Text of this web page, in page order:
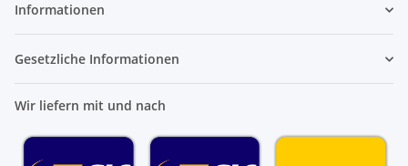
Informationen
Gesetzliche Informationen
Wir liefern mit und nach